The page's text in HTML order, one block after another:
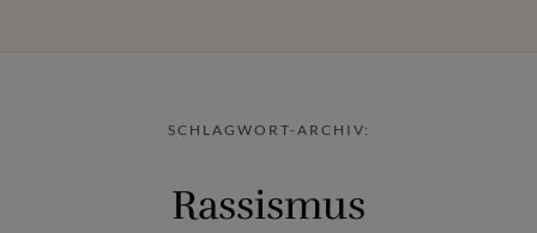
SCHLAGWORT-ARCHIV:
Rassismus